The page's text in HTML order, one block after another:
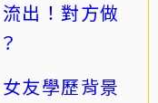
出！對方做
友學歷背景